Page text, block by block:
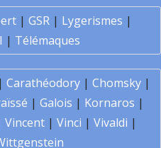
| GSR| Lygerismes |
| Télémaques
| Carathéodory| Chomsky|
| Galois | Kornaros |
Vincent | Vinci | Vivaldi |